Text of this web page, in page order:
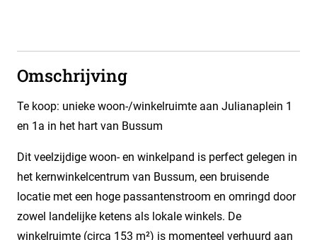
Omschrijving
Te koop: unieke woon-/winkelruimte aan Julianaplein 1
en 1a in het hart van Bussum
Dit veelzijdige woon- en winkelpand is perfect gelegen in
het kernwinkelcentrum van Bussum, een bruisende
locatie met een hoge passantenstroom en omringd door
zowel landelijke ketens als lokale winkels. De
winkelruimte (circa 153 m²) is momenteel verhuurd aan